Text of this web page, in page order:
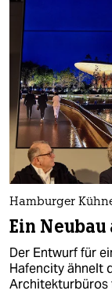
Hamburger
Ein
Der Entwurf für
Hafencity ähnelt
Architekturbüros